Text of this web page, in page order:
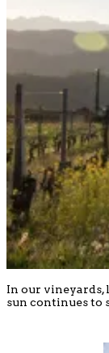
In our vineyards,
sun continues to